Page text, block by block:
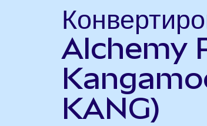
Alchemy
KANG)